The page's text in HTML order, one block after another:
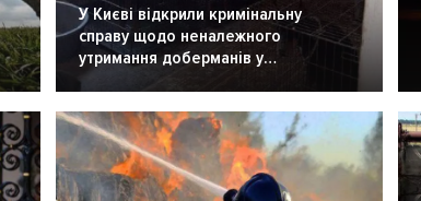
У Києві відкрили кримінальну
справу щодо неналежного
утримання доберманів у
розпліднику